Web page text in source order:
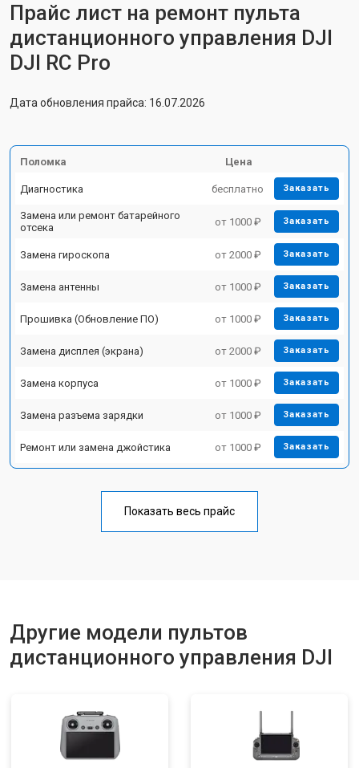
Прайс лист на ремонт пульта
дистанционного управления DJI
DJI RC Pro
Дата обновления прайса: 16.07.2026
Поломка Цена
Диагностика бесплатно Заказать
Замена или ремонт батарейного
отсека
от 1000 ₽ Заказать
Замена гироскопа от 2000 ₽ Заказать
Замена антенны от 1000 ₽ Заказать
Прошивка (Обновление ПО) от 1000 ₽ Заказать
Замена дисплея (экрана) от 2000 ₽ Заказать
Замена корпуса от 1000 ₽ Заказать
Замена разъема зарядки от 1000 ₽ Заказать
Ремонт или замена джойстика от 1000 ₽ Заказать
Показать весь прайс
Другие модели пультов
дистанционного управления DJI